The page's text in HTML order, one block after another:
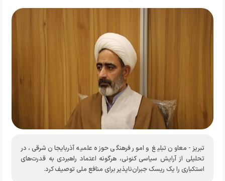
تبریز- معاون تبلیغ و امور فرهنگی حوزه علمیه آذربایجان شرقی، در
تحلیلی از آرایش سیاسی کنونی، هرگونه اعتماد راهبردی به قدرت‌های
استکباری را یک ریسک جبران‌ناپذیر برای منافع ملی توصیف کرد.